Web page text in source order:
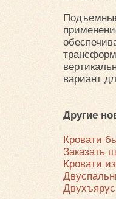
вариант
Другие
Кровати
Заказать
Кровати